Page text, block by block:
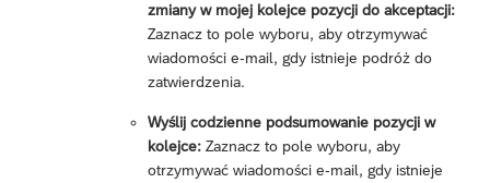
zmiany w mojej kolejce pozycji do akceptacji:
Zaznacz to pole wyboru, aby otrzymywać
wiadomości e-mail, gdy istnieje podróż do
zatwierdzenia.
Wyślij codzienne podsumowanie pozycji w
kolejce: Zaznacz to pole wyboru, aby
otrzymywać wiadomości e-mail, gdy istnieje